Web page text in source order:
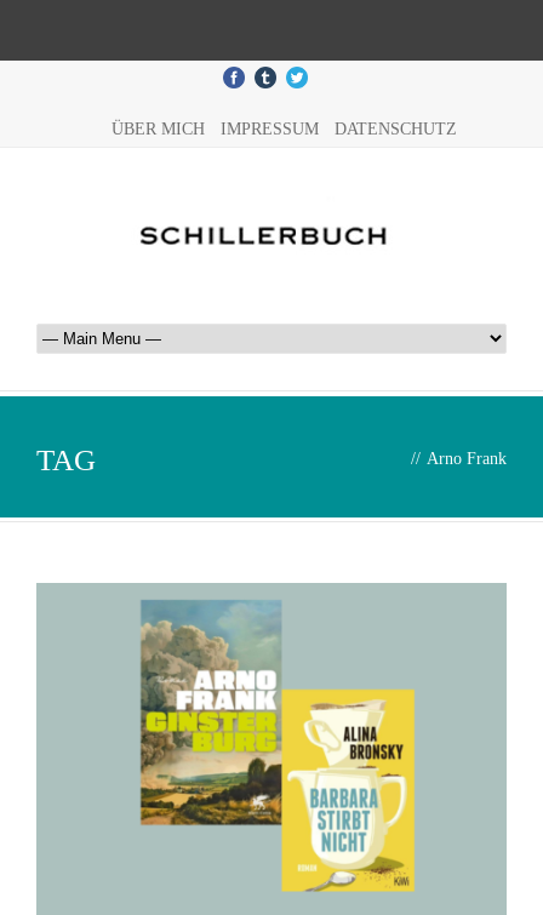
ÜBER MICH IMPRESSUM DATENSCHUTZ
TAG // Arno Frank